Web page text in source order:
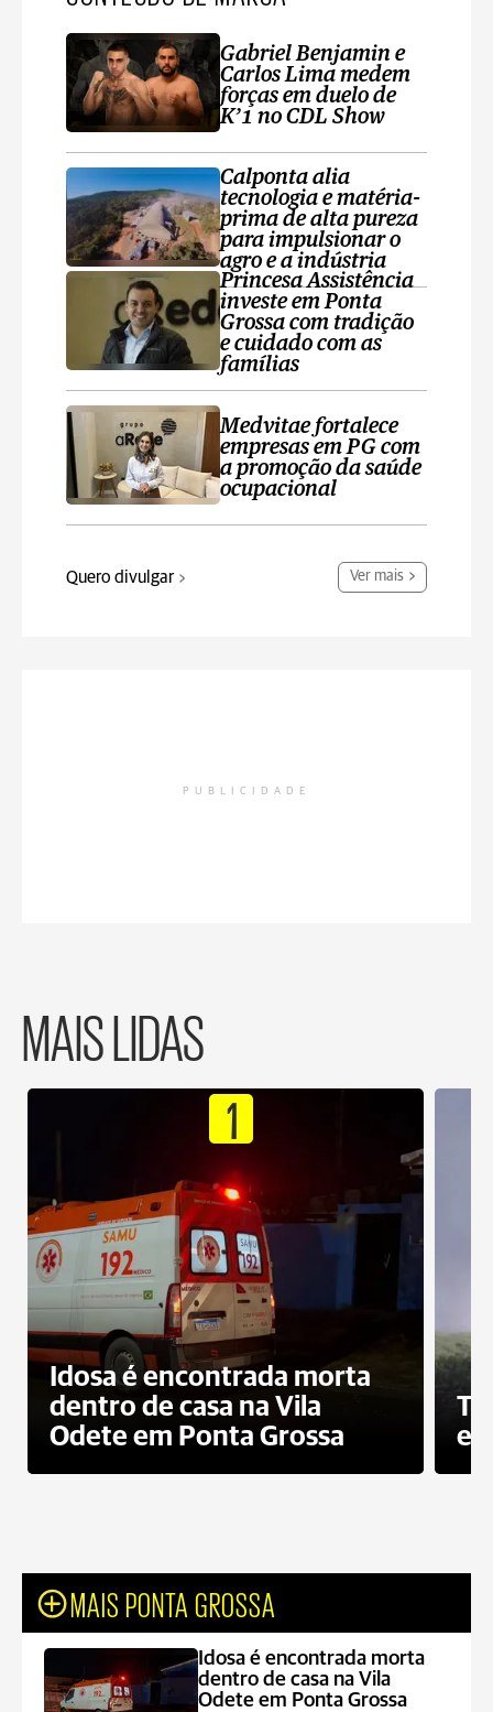
Gabriel Benjamin e
Carlos Lima medem
forças em duelo de
K’1 no CDL Show
Calponta alia
tecnologia e matéria-
prima de alta pureza
para impulsionar o
agro e a indústria
Princesa Assistência
investe em Ponta
Grossa com tradição
e cuidado com as
famílias
Medvitae fortalece
empresas em PG com
a promoção da saúde
ocupacional
Quero divulgar Ver mais
PUBLICIDADE
MAIS LIDAS
1
Idosa é encontrada morta
dentro de casa na Vila
Odete em Ponta Grossa
e
MAIS PONTA GROSSA
Idosa é encontrada morta
dentro de casa na Vila
Odete em Ponta Grossa